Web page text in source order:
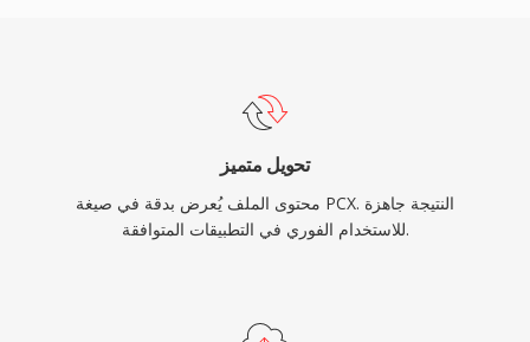
تحويل متميز
محتوى الملف يُعرض بدقة في صيغة PCX. النتيجة جاهزة
للاستخدام الفوري في التطبيقات المتوافقة.